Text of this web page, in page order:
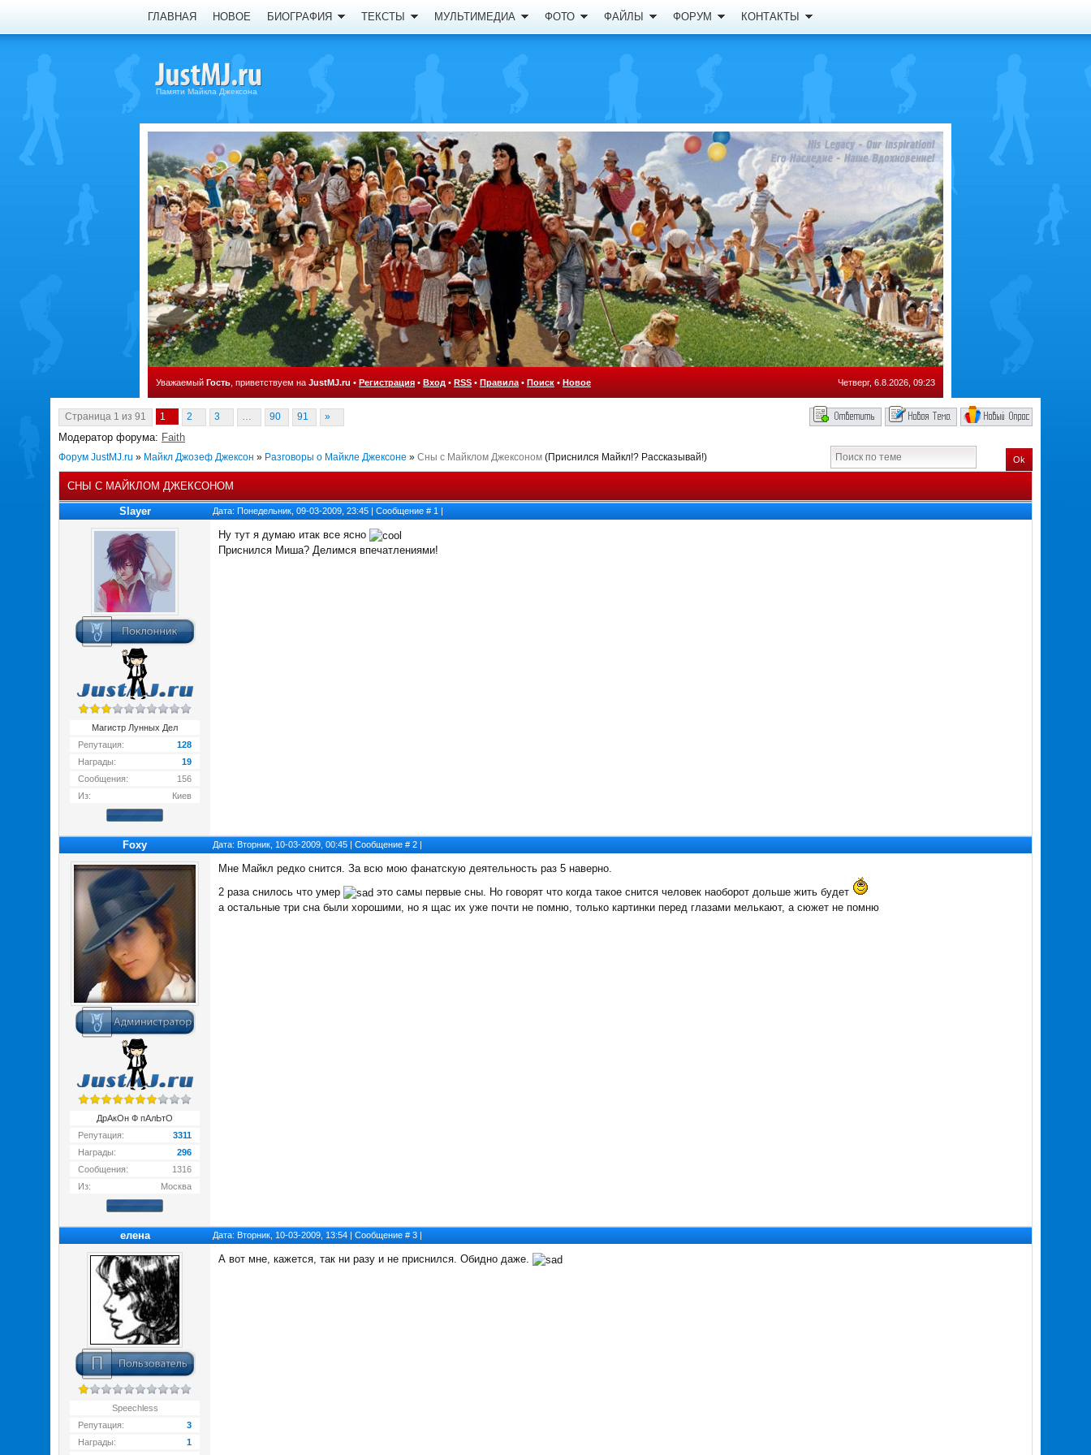
ГЛАВНАЯ НОВОЕ БИОГРАФИЯ ТЕКСТЫ МУЛЬТИМЕДИА ФОТО ФАЙЛЫ ФОРУМ КОНТАКТЫ
Памяти Майкла Джексона
Уважаемый Гость , приветствуем на JustMJ.ru • Регистрация • Вход • RSS • Правила • Поиск • Новое Четверг, 6.8.2026, 09:23
Страница 1 из 91 1 2 3 … 90 91 »
Модератор форума: Faith
Форум JustMJ.ru » Майкл Джозеф Джексон » Разговоры о Майкле Джексоне » Сны с Майклом Джексоном (Приснился Майкл!? Рассказывай!) Ok
СНЫ С МАЙКЛОМ ДЖЕКСОНОМ
Slayer Дата: Понедельник, 09-03-2009, 23:45 | Сообщение # 1 |
Магистр Лунных Дел
Репутация:
128
Награды:
19
Сообщения:
156
Из:
Киев
Ну тут я думаю итак все ясно
Приснился Миша? Делимся впечатлениями!
Foxy Дата: Вторник, 10-03-2009, 00:45 | Сообщение # 2 |
ДрАкОн Ф пАлЬтО
Репутация:
3311
Награды:
296
Сообщения:
1316
Из:
Москва
Мне Майкл редко снится. За всю мою фанатскую деятельность раз 5 наверно.
2 раза снилось что умер
это самы первые сны. Но говорят что когда такое снится человек наоборот дольше жить будет
а остальные три сна были хорошими, но я щас их уже почти не помню, только картинки перед глазами мелькают, а сюжет не помню
елена Дата: Вторник, 10-03-2009, 13:54 | Сообщение # 3 |
Speechless
Репутация:
3
Награды:
1
А вот мне, кажется, так ни разу и не приснился. Обидно даже.